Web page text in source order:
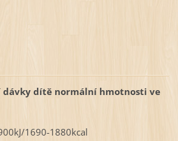
dávky dítě normální hmotnosti ve
1690-1880kcal